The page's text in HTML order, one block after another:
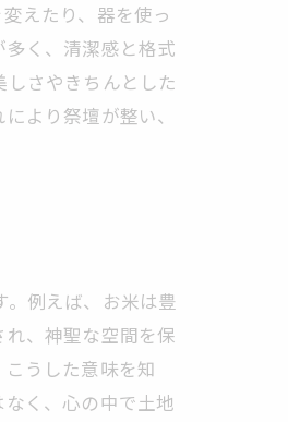
えたり、器を使っ
く、清潔感と格式
さやきちんとした
より祭壇が整い、
例えば、お米は豊
、神聖な空間を保
うした意味を知
く、心の中で土地